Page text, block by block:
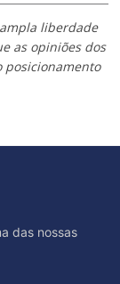
liberdade
as opiniões dos
posicionamento
das nossas